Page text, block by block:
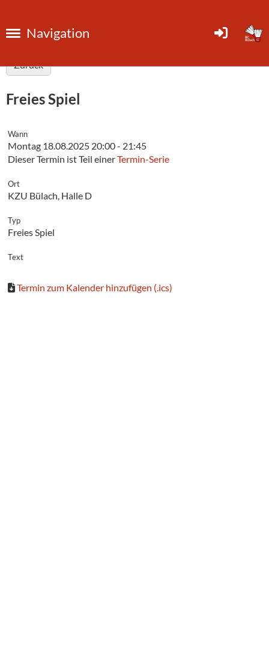
Navigation
Zurück
Freies Spiel
Wann
Montag 18.08.2025 20:00 - 21:45
Dieser Termin ist Teil einerTermin-Serie
Ort
KZU Bülach, Halle D
Typ
Freies Spiel
Text
Termin zum Kalender hinzufügen (.ics)